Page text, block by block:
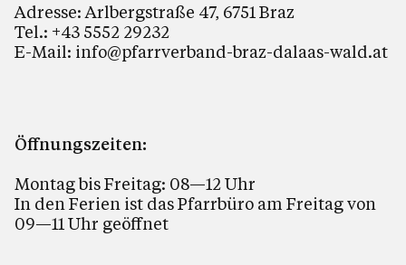
Adresse: Arlbergstraße 47, 6751 Braz
Tel.: +43 5552 29232
E-Mail: info@pfarrverband-braz-dalaas-wald.at
Öffnungszeiten:
Montag bis Freitag: 08—12 Uhr
In den Ferien ist das Pfarrbüro am Freitag von
09—11 Uhr geöffnet